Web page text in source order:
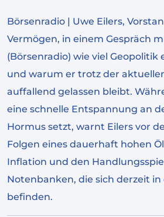
Börsenradio | Uwe Eilers,
Vermögen, in einem Gespräch
(Börsenradio) wie viel
und warum er trotz der
auffallend gelassen bleibt.
eine schnelle Entspannung an
Hormus setzt, warnt Eilers vor
Folgen eines dauerhaft hohen
Inflation und den
Notenbanken, die sich derzeit
befinden.